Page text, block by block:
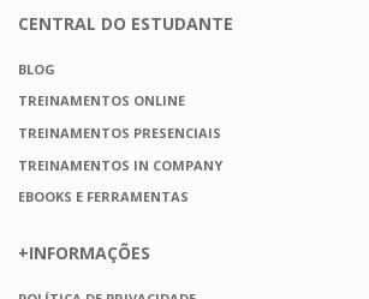
CENTRAL DO ESTUDANTE
BLOG
TREINAMENTOS ONLINE
TREINAMENTOS PRESENCIAIS
TREINAMENTOS IN COMPANY
EBOOKS E FERRAMENTAS
+INFORMAÇÕES